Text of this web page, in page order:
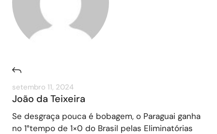
setembro 11, 2024
João da Teixeira
Se desgraça pouca é bobagem, o Paraguai ganha
no 1°tempo de 1×0 do Brasil pelas Eliminatórias